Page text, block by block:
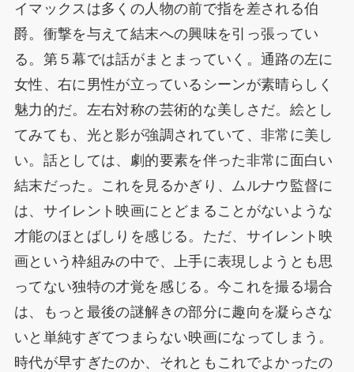
イマックスは多くの人物の前で指を差される伯
爵。衝撃を与えて結末への興味を引っ張ってい
る。第５幕では話がまとまっていく。通路の左に
女性、右に男性が立っているシーンが素晴らしく
魅力的だ。左右対称の芸術的な美しさだ。絵とし
てみても、光と影が強調されていて、非常に美し
い。話としては、劇的要素を伴った非常に面白い
結末だった。これを見るかぎり、ムルナウ監督に
は、サイレント映画にとどまることがないような
才能のほとばしりを感じる。ただ、サイレント映
画という枠組みの中で、上手に表現しようとも思
ってない独特の才覚を感じる。今これを撮る場合
は、もっと最後の謎解きの部分に趣向を凝らさな
いと単純すぎてつまらない映画になってしまう。
時代が早すぎたのか、それともこれでよかったの